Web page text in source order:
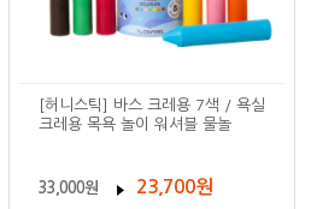
[허니스틱] 바스 크레용 7색 / 욕실
크레용 목욕 놀이 워셔블 물놀
33,000원 23,700원